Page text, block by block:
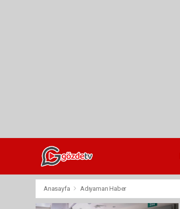
Anasayfa Adıyaman Haber